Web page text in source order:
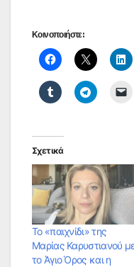
Κοινοποιήστε:
Σχετικά
Το «παιχνίδι» της
Μαρίας Καρυστιανού
το Άγιο Όρος και η